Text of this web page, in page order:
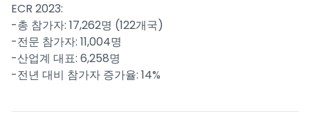
ECR 2023:
-총 참가자: 17,262명 (122개국)
-전문 참가자: 11,004명
-산업계 대표: 6,258명
-전년 대비 참가자 증가율: 14%